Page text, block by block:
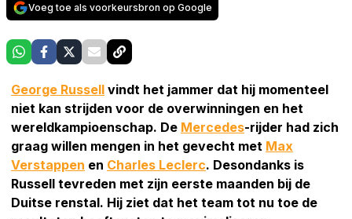
Voeg toe als voorkeursbron op Google
George Russell vindt het jammer dat hij momenteel
niet kan strijden voor de overwinningen en het
wereldkampioenschap. De Mercedes-rijder had zich
graag willen mengen in het gevecht met Max
Verstappen en Charles Leclerc. Desondanks is
Russell tevreden met zijn eerste maanden bij de
Duitse renstal. Hij ziet dat het team tot nu toe de